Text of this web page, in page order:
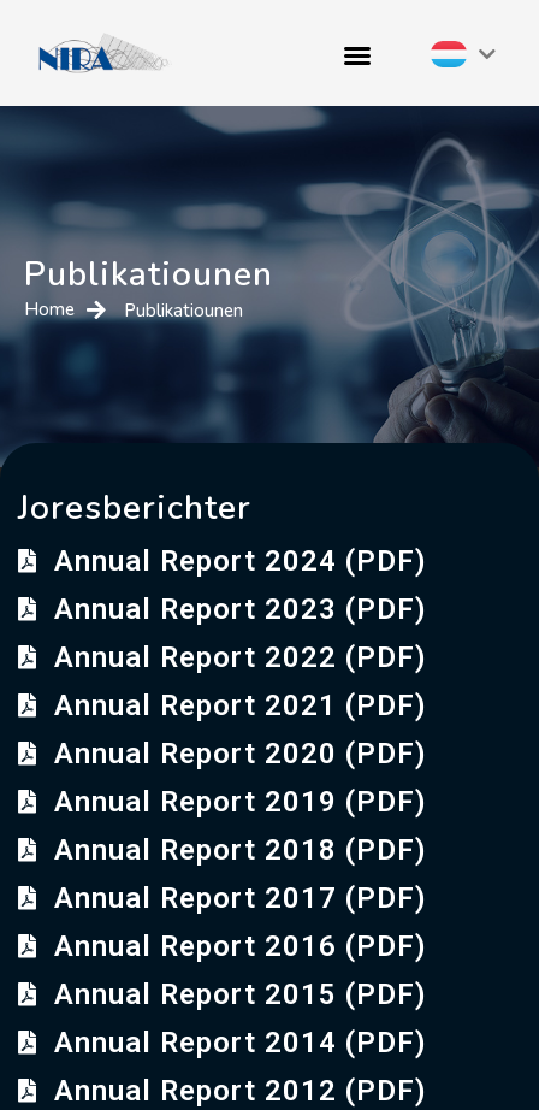
Publikatiounen
Home Publikatiounen
Joresberichter
Annual Report 2024 (PDF)
Annual Report 2023 (PDF)
Annual Report 2022 (PDF)
Annual Report 2021 (PDF)
Annual Report 2020 (PDF)
Annual Report 2019 (PDF)
Annual Report 2018 (PDF)
Annual Report 2017 (PDF)
Annual Report 2016 (PDF)
Annual Report 2015 (PDF)
Annual Report 2014 (PDF)
Annual Report 2012 (PDF)